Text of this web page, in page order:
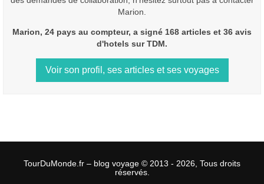
Marion.
Marion, 24 pays au compteur, a signé 168 articles et 36 avis
d'hotels sur TDM.
Voir son profil, ses articles et ses voyages
TourDuMonde.fr – blog voyage © 2013 - 2026, Tous droits
réservés.